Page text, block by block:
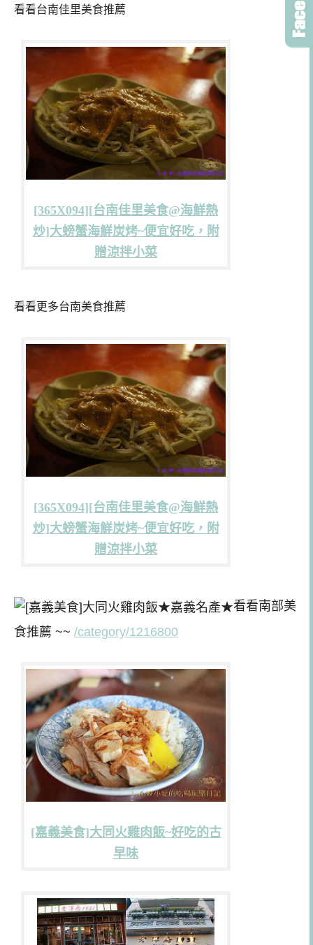
看看台南佳里美食推薦
[365X094][台南佳里美食@海鮮熱
炒]大螃蟹海鮮炭烤~便宜好吃，附
贈涼拌小菜
看看更多台南美食推薦
[365X094][台南佳里美食@海鮮熱
炒]大螃蟹海鮮炭烤~便宜好吃，附
贈涼拌小菜
看看南部美
食推薦 ~~ /category/1216800
[嘉義美食]大同火雞肉飯~好吃的古
早味